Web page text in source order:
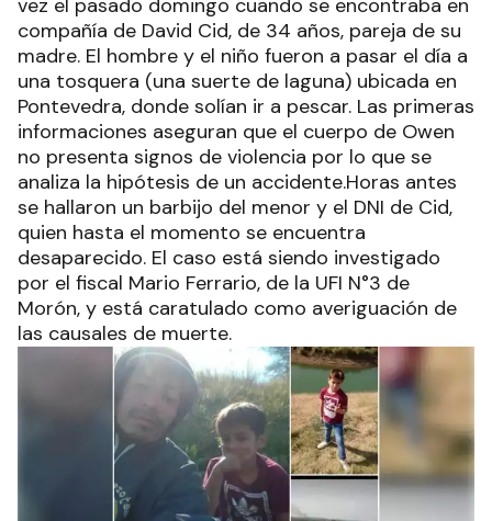
vez el pasado domingo cuando se encontraba en
compañía de David Cid, de 34 años, pareja de su
madre. El hombre y el niño fueron a pasar el día a
una tosquera (una suerte de laguna) ubicada en
Pontevedra, donde solían ir a pescar. Las primeras
informaciones aseguran que el cuerpo de Owen
no presenta signos de violencia por lo que se
analiza la hipótesis de un accidente.Horas antes
se hallaron un barbijo del menor y el DNI de Cid,
quien hasta el momento se encuentra
desaparecido. El caso está siendo investigado
por el fiscal Mario Ferrario, de la UFI N°3 de
Morón, y está caratulado como averiguación de
las causales de muerte.